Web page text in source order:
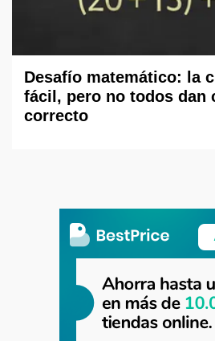
Desafío matemático: la
fácil, pero no todos dan
correcto